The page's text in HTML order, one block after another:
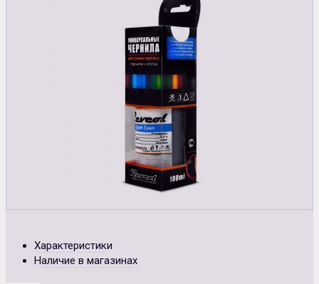
Характеристики
Наличие в магазинах